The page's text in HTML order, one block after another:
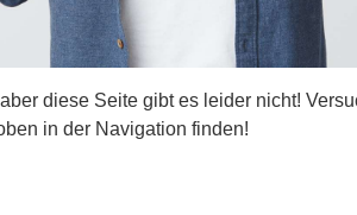
diese Seite gibt es leider nicht!
in der Navigation finden!